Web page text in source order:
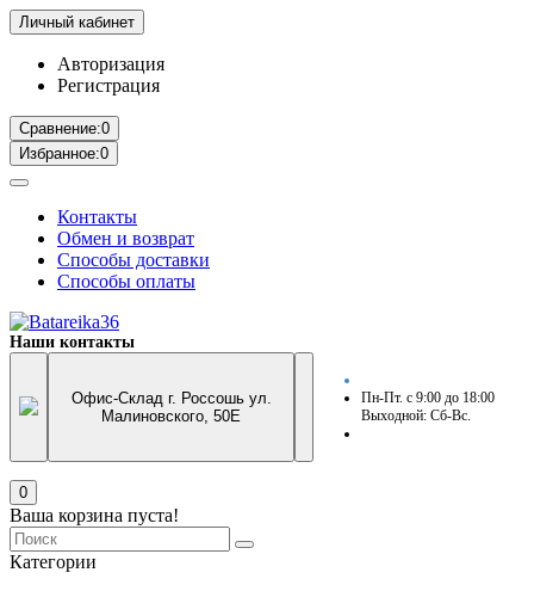
Личный кабинет
Авторизация
Регистрация
Сравнение:0
Избранное:0
Контакты
Обмен и возврат
Способы доставки
Способы оплаты
Наши контакты
Офис-Склад г. Россошь ул.
Малиновского, 50Е
Пн-Пт. с 9:00 до 18:00
Выходной: Сб-Вс.
0
Ваша корзина пуста!
Категории